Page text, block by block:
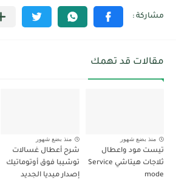
مقالات قد تهمك
منذ بضع شهور
تيست مود واعطال
ثلاجات هيتاشي Service
mode
منذ بضع شهور
شرح أعطال غسالات
توشيبا فوق أوتوماتيك
إصدار ميديا الجديد